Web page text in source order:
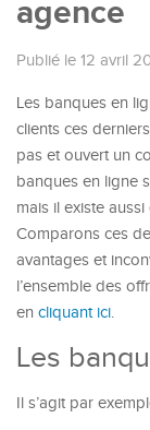
agence
Publié le 12 avril
Les banques en
clients ces
pas et ouvert un
banques en ligne
mais il existe
Comparons ces
avantages et
l’ensemble des
en cliquant ici.
Les
Il s’agit par